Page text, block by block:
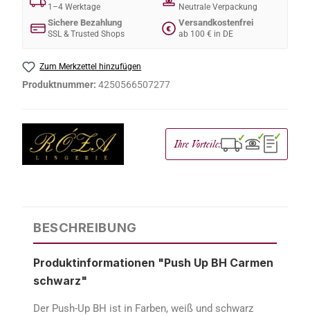
1–4 Werktage
Neutrale Verpackung
Sichere Bezahlung
SSL & Trusted Shops
€
Versandkostenfrei
ab 100 € in DE
Zum Merkzettel hinzufügen
Produktnummer: 4250566507277
Ihre Vorteile: ✓ ✓ ✓
BESCHREIBUNG
Produktinformationen "Push Up BH Carmen
schwarz"
Der Push-Up BH ist in Farben, weiß und schwarz